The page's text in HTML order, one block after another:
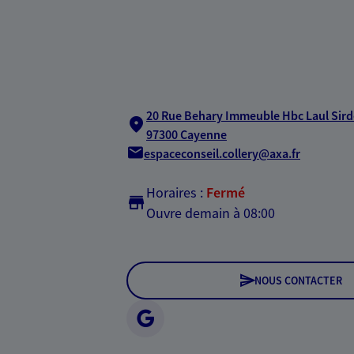
20 Rue Behary Immeuble Hbc Laul
97300 Cayenne
espaceconseil.collery@axa.fr
Horaires : Fermé
Ouvre demain à 08:00
NOUS CONTACTER